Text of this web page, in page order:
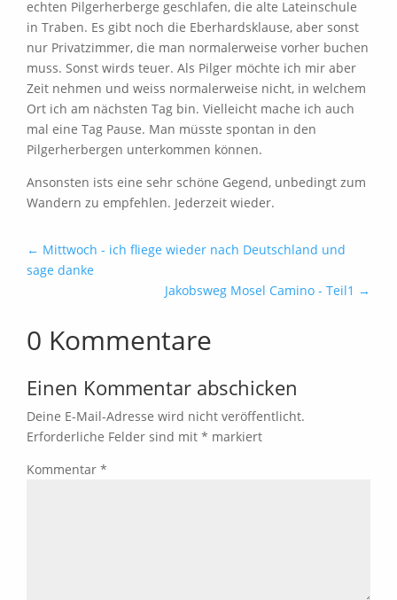
echten Pilgerherberge geschlafen, die alte Lateinschule
in Traben. Es gibt noch die Eberhardsklause, aber sonst
nur Privatzimmer, die man normalerweise vorher buchen
muss. Sonst wirds teuer. Als Pilger möchte ich mir aber
Zeit nehmen und weiss normalerweise nicht, in welchem
Ort ich am nächsten Tag bin. Vielleicht mache ich auch
mal eine Tag Pause. Man müsste spontan in den
Pilgerherbergen unterkommen können.
Ansonsten ists eine sehr schöne Gegend, unbedingt zum
Wandern zu empfehlen. Jederzeit wieder.
← Mittwoch - ich fliege wieder nach Deutschland und
sage danke
Jakobsweg Mosel Camino - Teil1 →
0 Kommentare
Einen Kommentar abschicken
Deine E-Mail-Adresse wird nicht veröffentlicht.
Erforderliche Felder sind mit * markiert
Kommentar *